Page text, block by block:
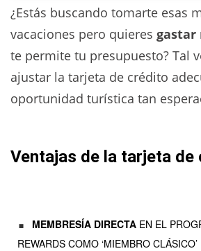
¿Estás buscando tomarte esas
vacaciones pero quieres gastar
te permite tu presupuesto? Tal
ajustar la tarjeta de crédito
oportunidad turística tan
Ventajas de la tarjeta de
MEMBRESÍA DIRECTA EN EL
REWARDS COMO ‘MIEMBRO CLÁSICO’